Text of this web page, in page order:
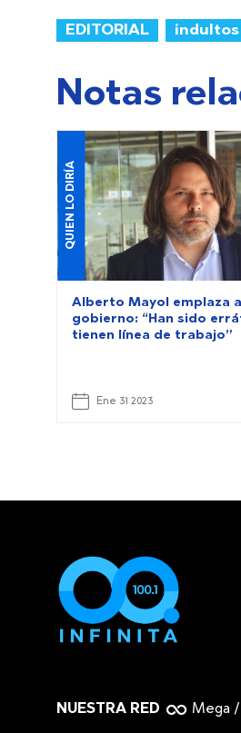
EDITORIAL indultos
Notas
QUIEN LO DIRÍA
Alberto Mayol emplaza
gobierno: “Han sido
tienen línea de trabajo”
Ene 31 2023
NUESTRA RED Mega /